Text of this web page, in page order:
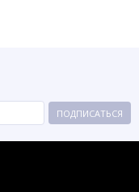
ПОДПИСАТЬСЯ